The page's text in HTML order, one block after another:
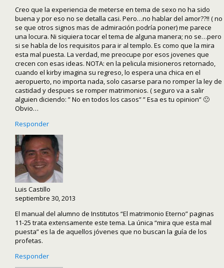
Creo que la experiencia de meterse en tema de sexo no ha sido
buena y por eso no se detalla casi. Pero…no hablar del amor??!! ( no
se que otros signos mas de admiración podría poner) me parece
una locura. Ni siquiera tocar el tema de alguna manera; no se…pero
si se habla de los requisitos para ir al templo. Es como que la mira
esta mal puesta. La verdad, me preocupe por esos jovenes que
crecen con esas ideas. NOTA: en la pelicula misioneros retornado,
cuando el kirby imagina su regreso, lo espera una chica en el
aeropuerto, no importa nada, solo casarse para no romper la ley de
castidad y despues se romper matrimonios. ( seguro va a salir
alguien diciendo: ” No en todos los casos” ” Esa es tu opinion” 🙁
Obvio…
Responder
Luis Castillo
septiembre 30, 2013
El manual del alumno de Institutos “El matrimonio Eterno” paginas
11-25 trata extensamente este tema. La única “mira que esta mal
puesta” es la de aquellos jóvenes que no buscan la guía de los
profetas.
Responder